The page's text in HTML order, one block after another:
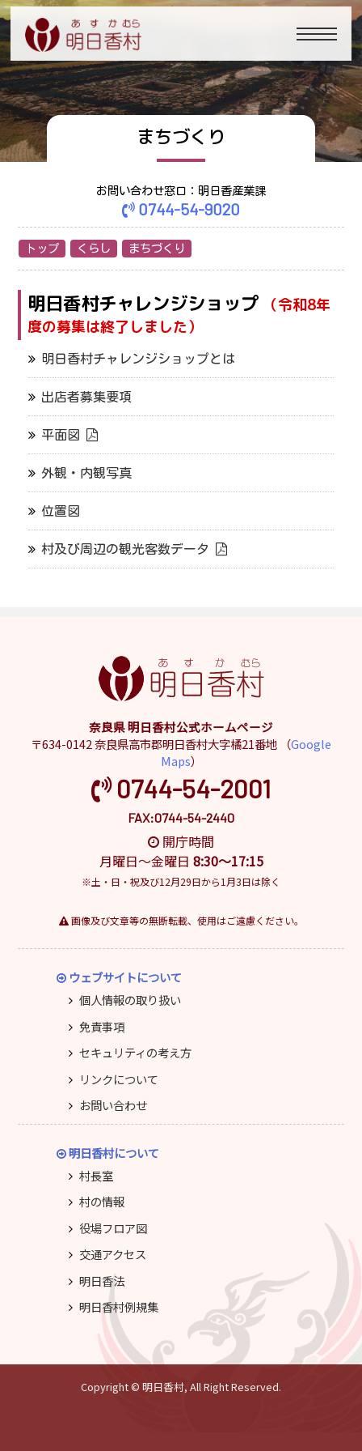
まちづくり
お問い合わせ窓口：明日香産業課
0744-54-9020
トップ くらし まちづくり
明日香村チャレンジショップ
（令和8年
度の募集は終了しました）
明日香村チャレンジショップとは
出店者募集要項
平面図
外観・内観写真
位置図
村及び周辺の観光客数データ
奈良県 明日香村公式ホームページ
〒634-0142 奈良県高市郡明日香村大字橘21番地 （Google
Maps）
0744-54-2001
FAX:0744-54-2440
開庁時間
月曜日～金曜日 8:30～17:15
※土・日・祝及び12月29日から1月3日は除く
画像及び文章等の無断転載、使用はご遠慮ください。
ウェブサイトについて
個人情報の取り扱い
免責事項
セキュリティの考え方
リンクについて
お問い合わせ
明日香村について
村長室
村の情報
役場フロア図
交通アクセス
明日香法
明日香村例規集
Copyright © 明日香村, All Right Reserved.